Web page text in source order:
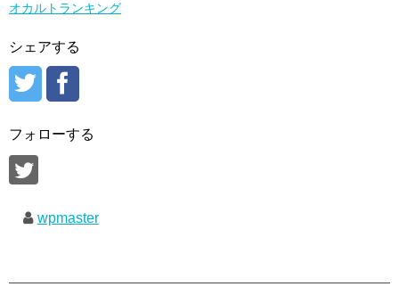
オカルトランキング
シェアする
フォローする
wpmaster